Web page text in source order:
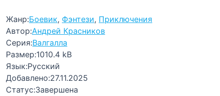
Жанр:Боевик, Фэнтези, Приключения
Автор:Андрей Красников
Серия:Валгалла
Размер:1010.4 kB
Язык:Русский
Добавлено:27.11.2025
Статус:Завершена